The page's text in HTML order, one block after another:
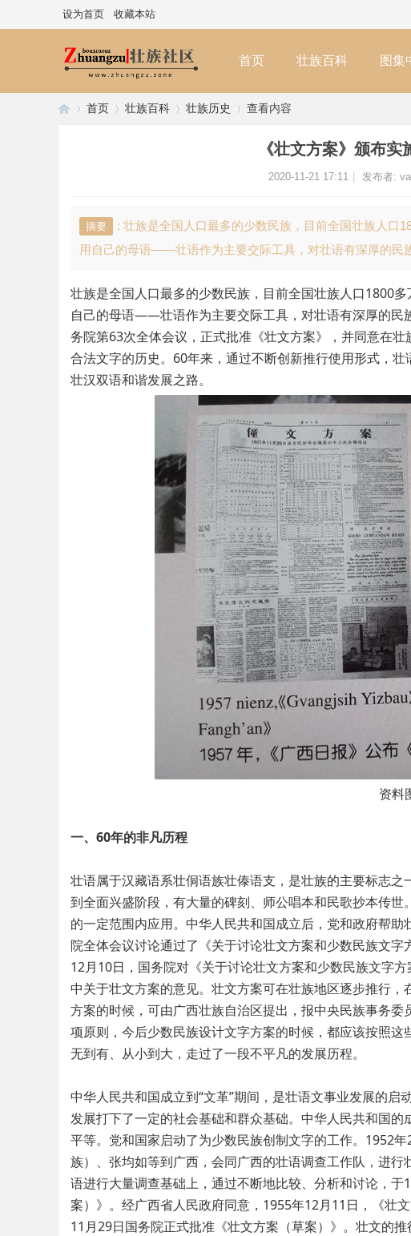
设为首页 收藏本站
首页 壮族百科 图集
首页 壮族百科 壮族历史 查看内容
《壮文方案》颁布
2020-11-21 17:11 发布者:
摘要
: 壮族是全国人口最多的少数民族，目前全国壮族人口
用自己的母语——壮语作为主要交际工具，对壮语有深厚的民
壮族是全国人口最多的少数民族，目前全国壮族人口1800
自己的母语——壮语作为主要交际工具，对壮语有深厚的民
务院第63次全体会议，正式批准《壮文方案》，并同意在
合法文字的历史。60年来，通过不断创新推行使用形式，
壮汉双语和谐发展之路。
资料
一、60年的非凡历程
壮语属于汉藏语系壮侗语族壮傣语支，是壮族的主要标志
到全面兴盛阶段，有大量的碑刻、师公唱本和民歌抄本传
的一定范围内应用。中华人民共和国成立后，党和政府帮
院全体会议讨论通过了《关于讨论壮文方案和少数民族文字
12月10日，国务院对《关于讨论壮文方案和少数民族文字
中关于壮文方案的意见。壮文方案可在壮族地区逐步推行
方案的时候，可由广西壮族自治区提出，报中央民族事务
项原则，今后少数民族设计文字方案的时候，都应该按照
无到有、从小到大，走过了一段不平凡的发展历程。
中华人民共和国成立到“文革”期间，是壮语文事业发展的
发展打下了一定的社会基础和群众基础。中华人民共和国
平等。党和国家启动了为少数民族创制文字的工作。1952
族）、张均如等到广西，会同广西的壮语调查工作队，进
语进行大量调查基础上，通过不断地比较、分析和讨论，
案）》。经广西省人民政府同意，1955年12月11日，《壮
11月29日国务院正式批准《壮文方案（草案）》。壮文的